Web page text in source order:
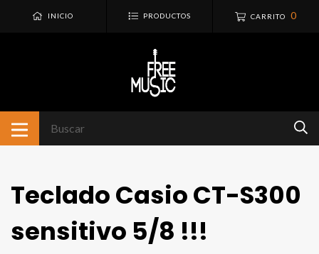
INICIO PRODUCTOS CARRITO 0
Teclado Casio CT-S300
sensitivo 5/8 !!!